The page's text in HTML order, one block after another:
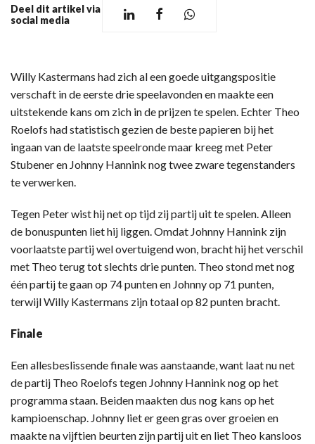
Deel dit artikel via
social media
Willy Kastermans had zich al een goede uitgangspositie
verschaft in de eerste drie speelavonden en maakte een
uitstekende kans om zich in de prijzen te spelen. Echter Theo
Roelofs had statistisch gezien de beste papieren bij het
ingaan van de laatste speelronde maar kreeg met Peter
Stubener en Johnny Hannink nog twee zware tegenstanders
te verwerken.
Tegen Peter wist hij net op tijd zij partij uit te spelen. Alleen
de bonuspunten liet hij liggen. Omdat Johnny Hannink zijn
voorlaatste partij wel overtuigend won, bracht hij het verschil
met Theo terug tot slechts drie punten. Theo stond met nog
één partij te gaan op 74 punten en Johnny op 71 punten,
terwijl Willy Kastermans zijn totaal op 82 punten bracht.
Finale
Een allesbeslissende finale was aanstaande, want laat nu net
de partij Theo Roelofs tegen Johnny Hannink nog op het
programma staan. Beiden maakten dus nog kans op het
kampioenschap. Johnny liet er geen gras over groeien en
maakte na vijftien beurten zijn partij uit en liet Theo kansloos